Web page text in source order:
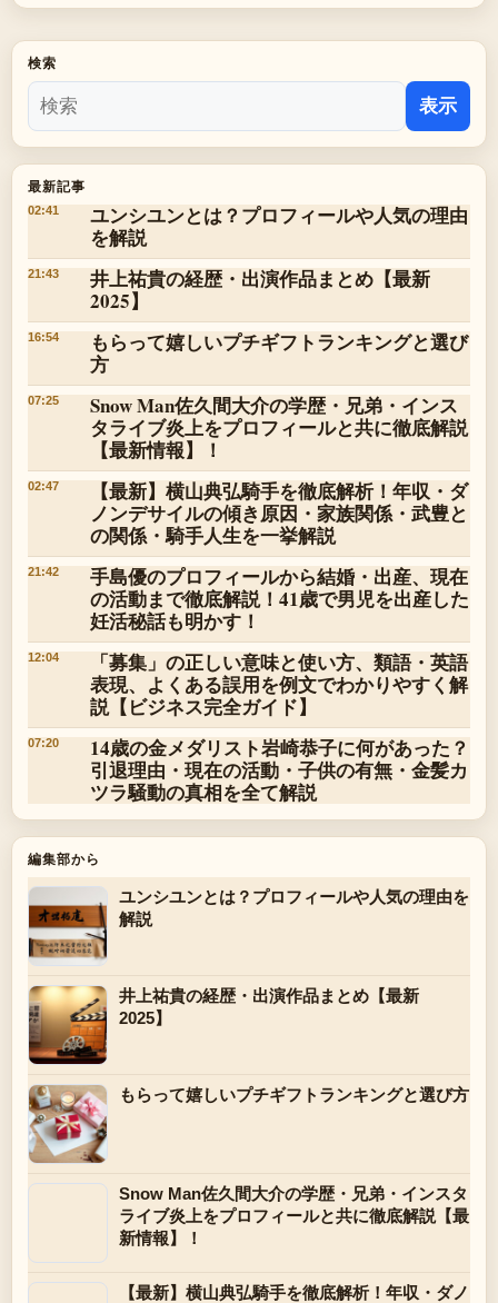
検索
表示
最新記事
02:41
ユンシユンとは？プロフィールや人気の理由
を解説
21:43
井上祐貴の経歴・出演作品まとめ【最新
2025】
16:54
もらって嬉しいプチギフトランキングと選び
方
07:25
Snow Man佐久間大介の学歴・兄弟・インス
タライブ炎上をプロフィールと共に徹底解説
【最新情報】！
02:47
【最新】横山典弘騎手を徹底解析！年収・ダ
ノンデサイルの傾き原因・家族関係・武豊と
の関係・騎手人生を一挙解説
21:42
手島優のプロフィールから結婚・出産、現在
の活動まで徹底解説！41歳で男児を出産した
妊活秘話も明かす！
12:04
「募集」の正しい意味と使い方、類語・英語
表現、よくある誤用を例文でわかりやすく解
説【ビジネス完全ガイド】
07:20
14歳の金メダリスト岩崎恭子に何があった？
引退理由・現在の活動・子供の有無・金髪カ
ツラ騒動の真相を全て解説
編集部から
ユンシユンとは？プロフィールや人気の理由を
解説
井上祐貴の経歴・出演作品まとめ【最新
2025】
もらって嬉しいプチギフトランキングと選び方
Snow Man佐久間大介の学歴・兄弟・インスタ
ライブ炎上をプロフィールと共に徹底解説【最
新情報】！
【最新】横山典弘騎手を徹底解析！年収・ダノ